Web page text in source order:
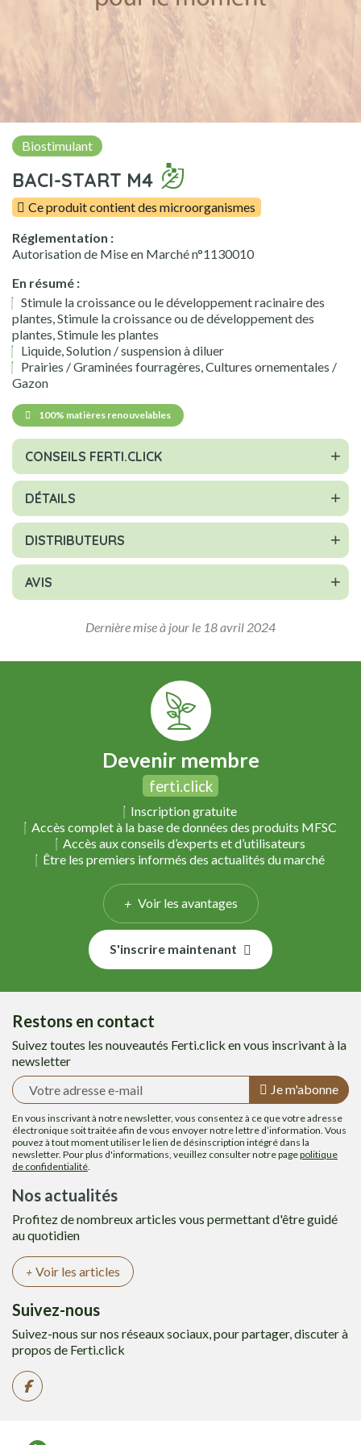
Biostimulant
BACI-START M4
Ce produit contient des microorganismes
Réglementation :
Autorisation de Mise en Marché n°1130010
En résumé :
Stimule la croissance ou le développement racinaire des
plantes, Stimule la croissance ou de développement des
plantes, Stimule les plantes
Liquide, Solution / suspension à diluer
Prairies / Graminées fourragères, Cultures ornementales /
Gazon
100% matières renouvelables
CONSEILS FERTI.CLICK
DÉTAILS
DISTRIBUTEURS
AVIS
Dernière mise à jour le 18 avril 2024
Devenir membre
ferti.click
Inscription gratuite
Accès complet à la base de données des produits MFSC
Accès aux conseils d’experts et d’utilisateurs
Être les premiers informés des actualités du marché
Voir les avantages
S'inscrire maintenant
Restons en contact
Suivez toutes les nouveautés Ferti.click en vous inscrivant à la
newsletter
Je m'abonne
En vous inscrivant à notre newsletter, vous consentez à ce que votre adresse
électronique soit traitée afin de vous envoyer notre lettre d’information. Vous
pouvez à tout moment utiliser le lien de désinscription intégré dans la
newsletter. Pour plus d'informations, veuillez consulter notre pagepolitique
de confidentialité
Nos actualités
Profitez de nombreux articles vous permettant d'être guidé
au quotidien
Voir les articles
Suivez-nous
Suivez-nous sur nos réseaux sociaux, pour partager, discuter à
propos de Ferti.click